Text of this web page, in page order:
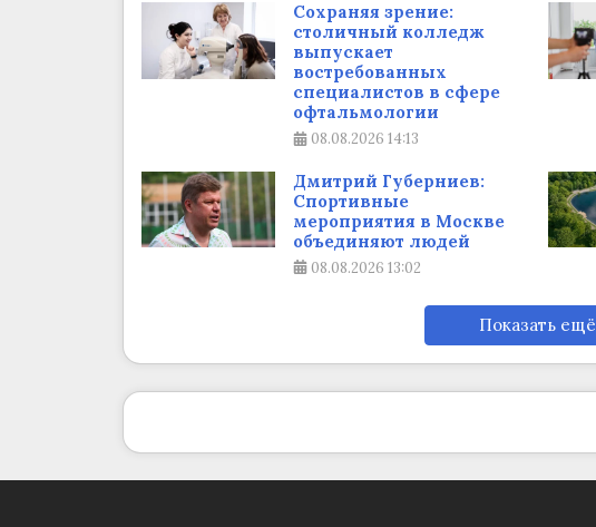
Сохраняя зрение:
столичный колледж
выпускает
востребованных
специалистов в сфере
офтальмологии
08.08.2026 14:13
Дмитрий Губерниев:
Спортивные
мероприятия в Москве
объединяют людей
08.08.2026 13:02
Показать ещё